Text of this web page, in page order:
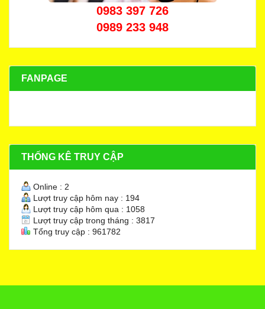
0983 397 726
0989 233 948
FANPAGE
THỐNG KÊ TRUY CẬP
Online : 2
Lượt truy cập hôm nay : 194
Lượt truy cập hôm qua : 1058
Lượt truy cập trong tháng : 3817
Tổng truy cập : 961782